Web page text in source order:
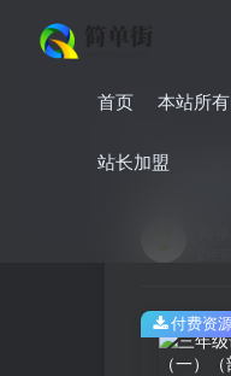
首页 本站所
站长加盟
首页 小学
三年级
付费资